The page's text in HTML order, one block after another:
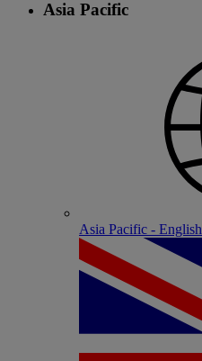
Asia Pacific
Asia Pacific - English